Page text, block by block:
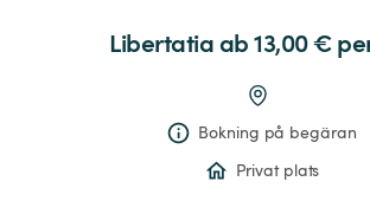
Libertatia ab 13,00 €
Bokning på begäran
Privat plats